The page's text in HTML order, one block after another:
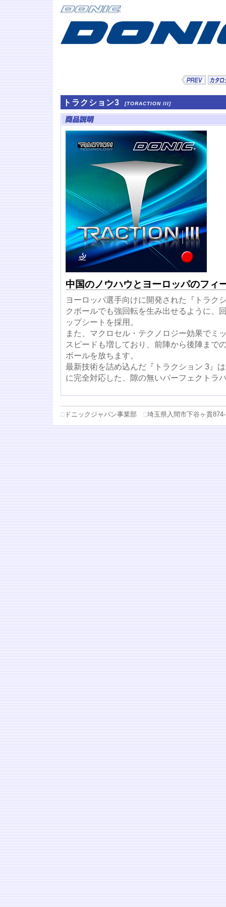
トラクション3 [TORACTION III]
中国のノウハウとヨーロッパのフィ
ヨーロッパ選手向けに開発された『トラク
クボールでも強回転を生み出せるように、
ップシートを採用。
また、マクロセル・テクノロジー効果でミ
スピードも増しており、前陣から後陣まで
ボールを放ちます。
最新技術を詰め込んだ『トラクション 3』
に完全対応した、隙の無いパーフェクトラ
□ ドニックジャパン事業部 □埼玉県入間市下谷ヶ貫